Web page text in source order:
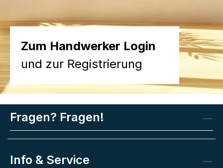
Zum Handwerker Login
und zur Registrierung
Fragen? Fragen!
Info & Service